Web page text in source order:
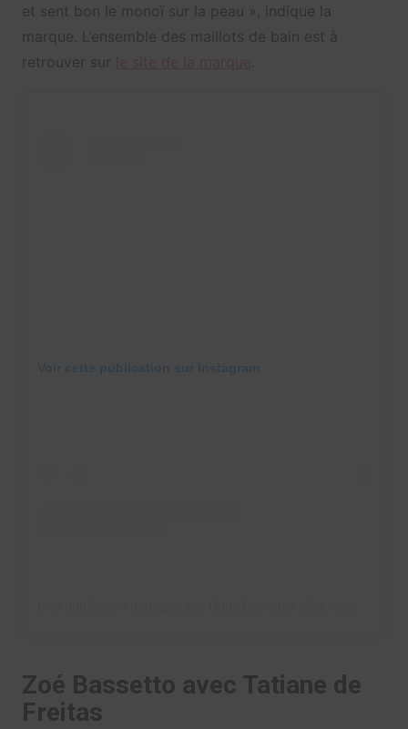
et sent bon le monoï sur la peau », indique la
marque. L’ensemble des maillots de bain est à
retrouver sur
Zoé Bassetto avec Tatiane de
Freitas